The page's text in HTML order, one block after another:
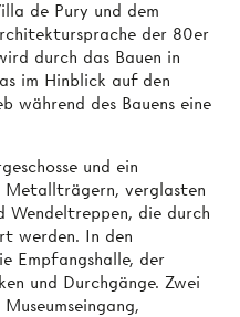
de Pury und dem
der 80er
durch das Bauen in
im Hinblick auf den
während des Bauens eine
und ein
Metallträgern, verglasten
Wendeltreppen, die durch
werden. In den
Empfangshalle, der
und Durchgänge. Zwei